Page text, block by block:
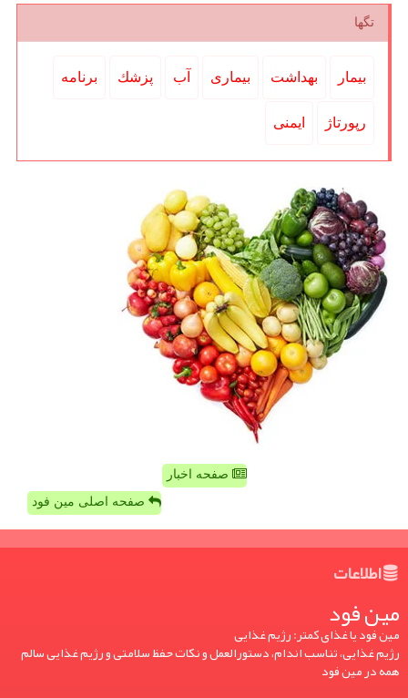
تگها
بیمار بهداشت بیماری آب پزشك برنامه
رپورتاژ ایمنی
صفحه اخبار
صفحه اصلی مین فود
اطلاعات
مین فود
مین فود یا غذای کمتر: رژیم غذایی
رژیم غذایی، تناسب اندام، دستورالعمل و نکات حفظ سلامتی و رژیم غذایی سالم
همه در مین فود